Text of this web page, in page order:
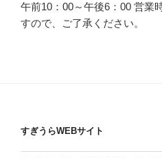
午前10：00～午後6：00 営業
すので、ご了承ください。
すぎうらWEBサイト